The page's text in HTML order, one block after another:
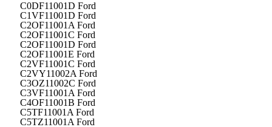
C0DF11001D Ford
C1VF11001D Ford
C2OF11001A Ford
C2OF11001C Ford
C2OF11001D Ford
C2OF11001E Ford
C2VF11001C Ford
C2VY11002A Ford
C3OZ11002C Ford
C3VF11001A Ford
C4OF11001B Ford
C5TF11001A Ford
C5TZ11001A Ford